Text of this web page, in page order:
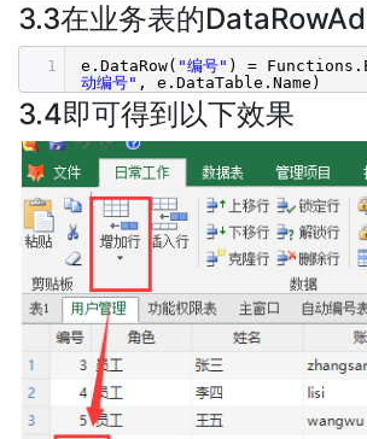
3.3在业务表的
1 e.DataRow( "编号" ) =
动编号" , e.DataTable.Name)
3.4即可得到以下效果